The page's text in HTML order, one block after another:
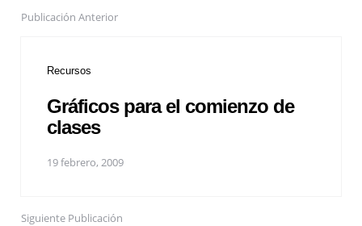
Publicación Anterior
Recursos
Gráficos para el comienzo de
clases
19 febrero, 2009
Siguiente Publicación